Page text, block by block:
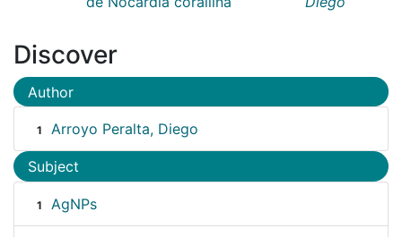
Discover
Author
1 Arroyo Peralta, Diego
Subject
1 AgNPs